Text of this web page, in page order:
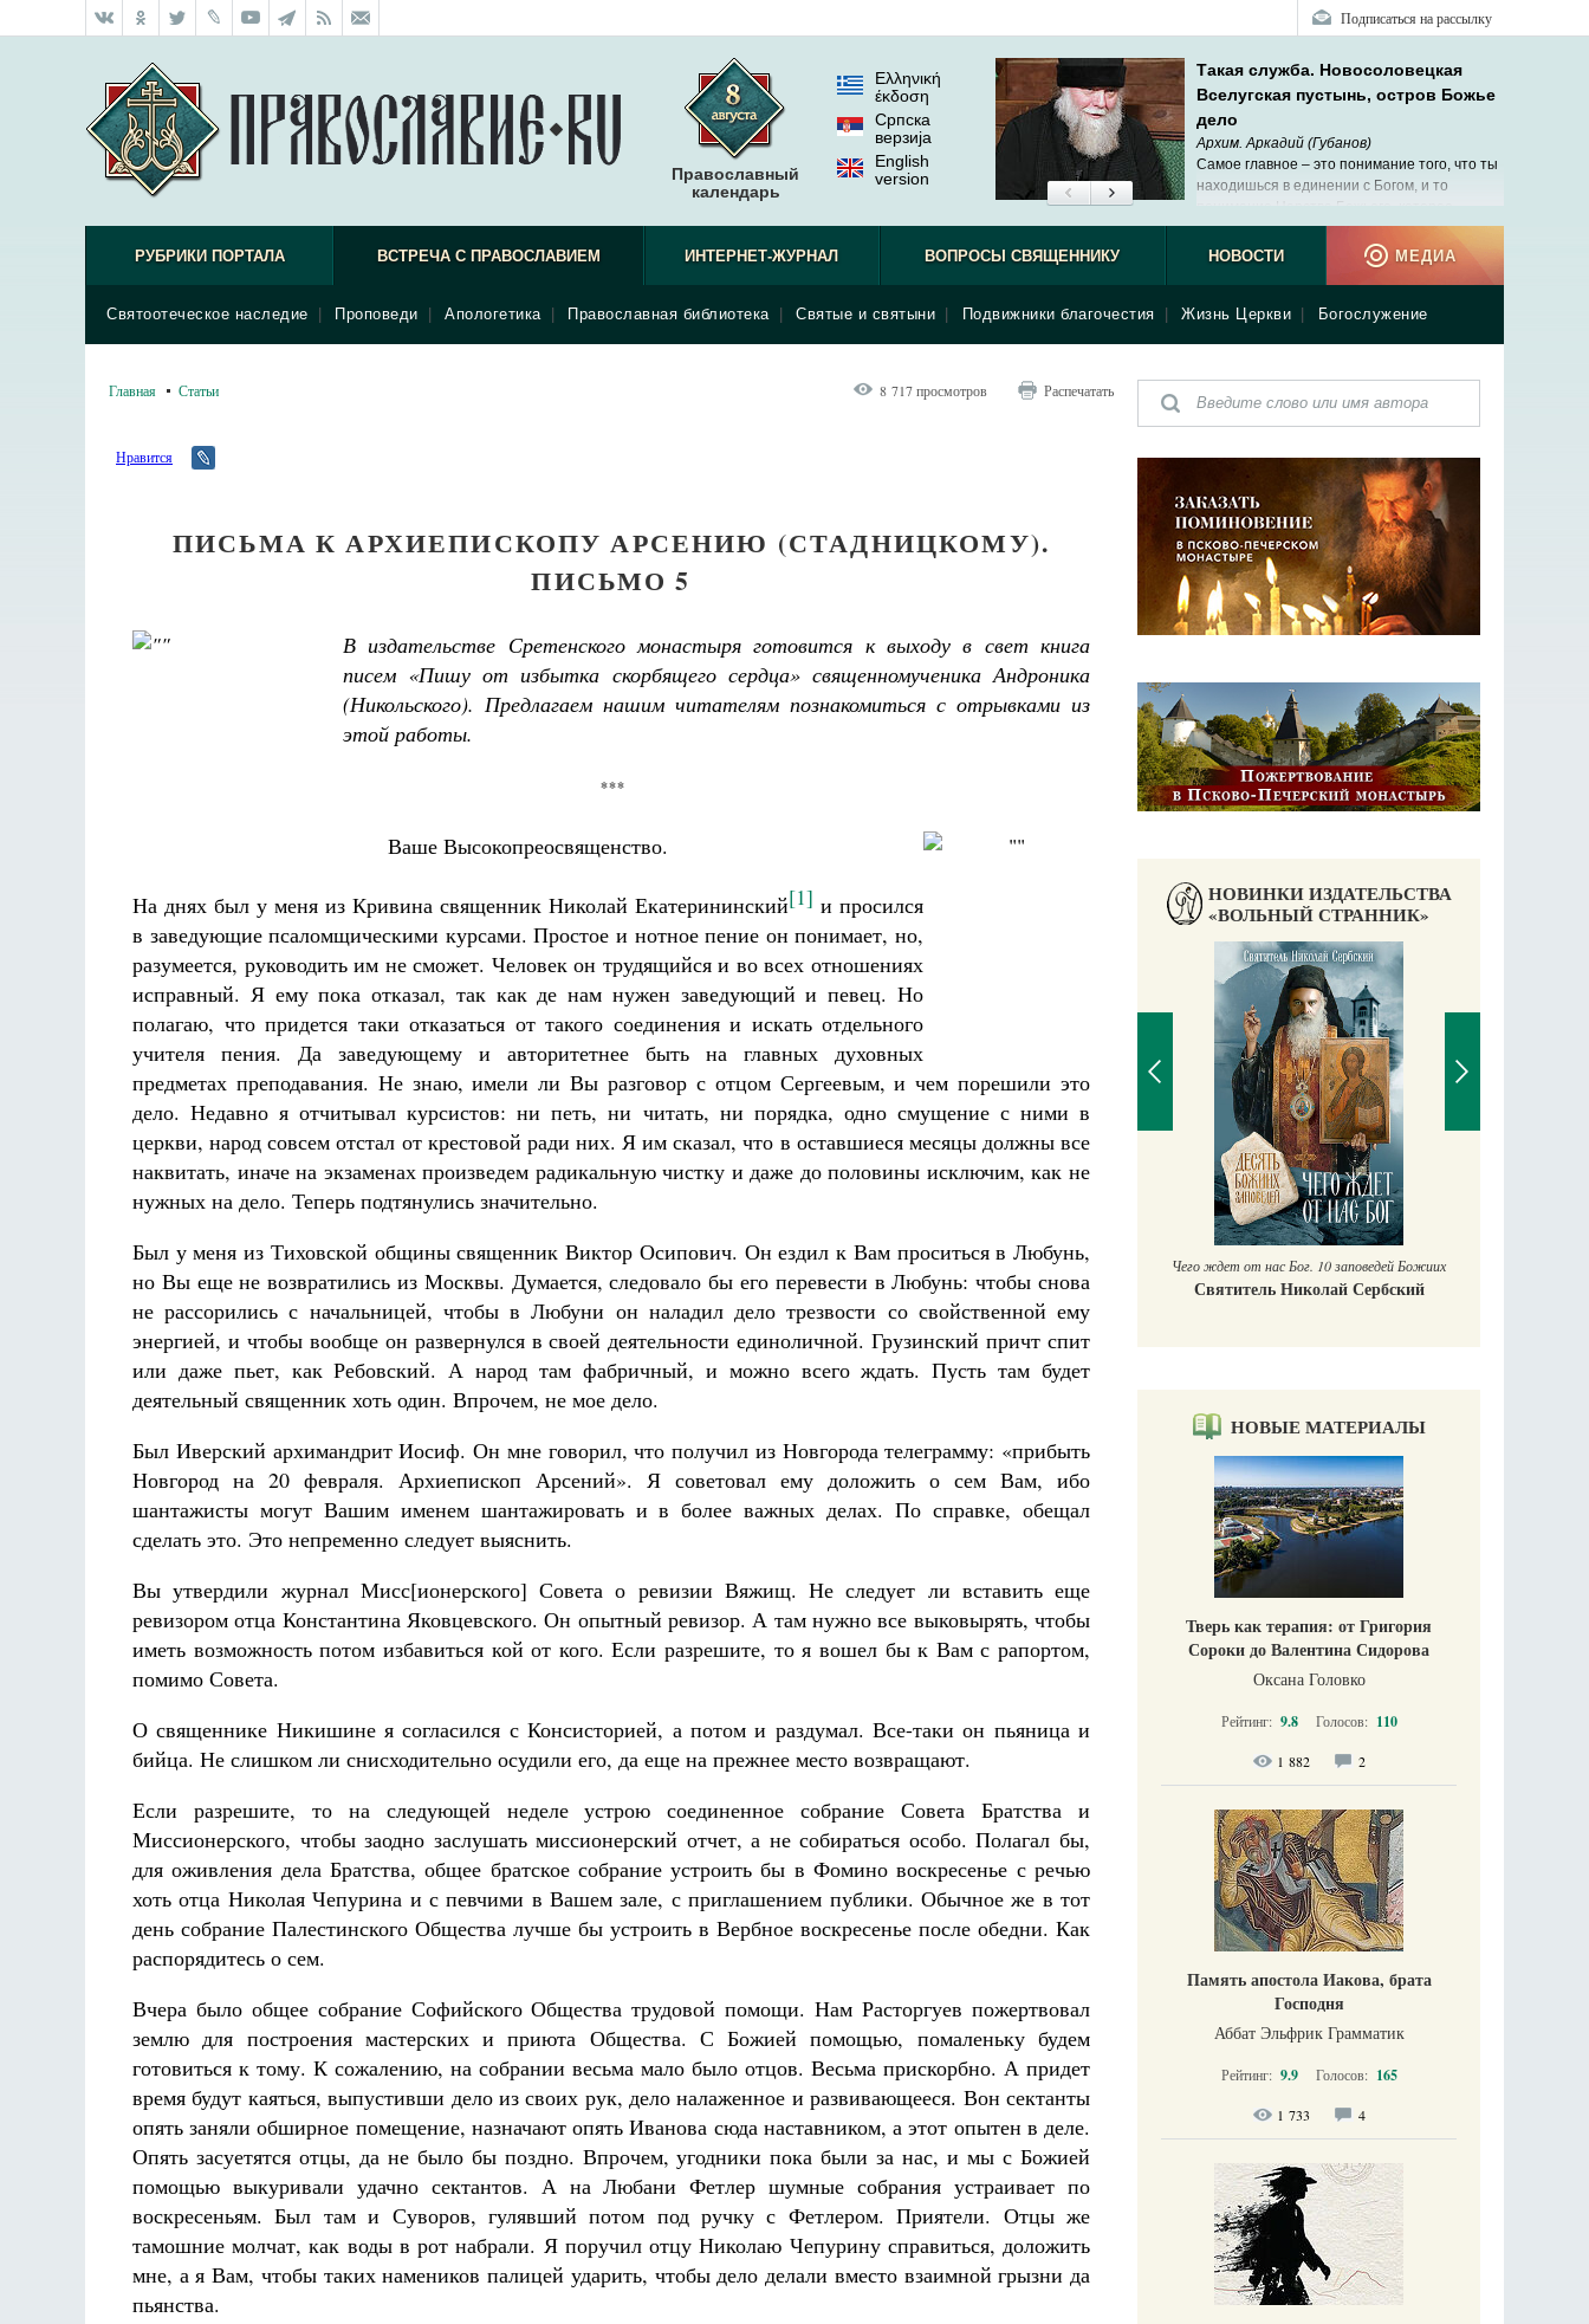
Подписаться на рассылку
Православный
календарь
Ελληνική
έκδοση
Српска
верзиjа
English
version
Такая служба. Новосоловецкая
Вселугская пустынь, остров Божье
дело
Архим. Аркадий (Губанов)
Самое главное – это понимание того, что ты
находишься в единении с Богом, и то
пребывает везде и всюду.
РУБРИКИ ПОРТАЛА ВСТРЕЧА С ПРАВОСЛАВИЕМ
Святоотеческое наследие Проповеди Апологетика Православная библиотека Святые и святыни Подвижники благочестия Жизнь Церкви Богослужение
ИНТЕРНЕТ-ЖУРНАЛ ВОПРОСЫ СВЯЩЕННИКУ НОВОСТИ МЕДИА
Главная Статьи 8 717 просмотров Распечатать
Нравится
ПИСЬМА К АРХИЕПИСКОПУ АРСЕНИЮ (СТАДНИЦКОМУ).
ПИСЬМО 5
В издательстве Сретенского монастыря готовится к выходу в свет книга
писем «Пишу от избытка скорбящего сердца» священномученика Андроника
(Никольского). Предлагаем нашим читателям познакомиться с отрывками из
этой работы.
***
Ваше Высокопреосвященство.
На днях был у меня из Кривина священник Николай Екатерининский[1] и просился
в заведующие псаломщическими курсами. Простое и нотное пение он понимает, но,
разумеется, руководить им не сможет. Человек он трудящийся и во всех отношениях
исправный. Я ему пока отказал, так как де нам нужен заведующий и певец. Но
полагаю, что придется таки отказаться от такого соединения и искать отдельного
учителя пения. Да заведующему и авторитетнее быть на главных духовных
предметах преподавания. Не знаю, имели ли Вы разговор с отцом Сергеевым, и чем порешили это
дело. Недавно я отчитывал курсистов: ни петь, ни читать, ни порядка, одно смущение с ними в
церкви, народ совсем отстал от крестовой ради них. Я им сказал, что в оставшиеся месяцы должны все
наквитать, иначе на экзаменах произведем радикальную чистку и даже до половины исключим, как не
нужных на дело. Теперь подтянулись значительно.
Был у меня из Тиховской общины священник Виктор Осипович. Он ездил к Вам проситься в Любунь,
но Вы еще не возвратились из Москвы. Думается, следовало бы его перевести в Любунь: чтобы снова
не рассорились с начальницей, чтобы в Любуни он наладил дело трезвости со свойственной ему
энергией, и чтобы вообще он развернулся в своей деятельности единоличной. Грузинский причт спит
или даже пьет, как Ребовский. А народ там фабричный, и можно всего ждать. Пусть там будет
деятельный священник хоть один. Впрочем, не мое дело.
Был Иверский архимандрит Иосиф. Он мне говорил, что получил из Новгорода телеграмму: «прибыть
Новгород на 20 февраля. Архиепископ Арсений». Я советовал ему доложить о сем Вам, ибо
шантажисты могут Вашим именем шантажировать и в более важных делах. По справке, обещал
сделать это. Это непременно следует выяснить.
Вы утвердили журнал Мисс[ионерского] Совета о ревизии Вяжищ. Не следует ли вставить еще
ревизором отца Константина Яковцевского. Он опытный ревизор. А там нужно все выковырять, чтобы
иметь возможность потом избавиться кой от кого. Если разрешите, то я вошел бы к Вам с рапортом,
помимо Совета.
О священнике Никишине я согласился с Консисторией, а потом и раздумал. Все-таки он пьяница и
бийца. Не слишком ли снисходительно осудили его, да еще на прежнее место возвращают.
Если разрешите, то на следующей неделе устрою соединенное собрание Совета Братства и
Миссионерского, чтобы заодно заслушать миссионерский отчет, а не собираться особо. Полагал бы,
для оживления дела Братства, общее братское собрание устроить бы в Фомино воскресенье с речью
хоть отца Николая Чепурина и с певчими в Вашем зале, с приглашением публики. Обычное же в тот
день собрание Палестинского Общества лучше бы устроить в Вербное воскресенье после обедни. Как
распорядитесь о сем.
Вчера было общее собрание Софийского Общества трудовой помощи. Нам Расторгуев пожертвовал
землю для построения мастерских и приюта Общества. С Божией помощью, помаленьку будем
готовиться к тому. К сожалению, на собрании весьма мало было отцов. Весьма прискорбно. А придет
время будут каяться, выпустивши дело из своих рук, дело налаженное и развивающееся. Вон сектанты
опять заняли обширное помещение, назначают опять Иванова сюда наставником, а этот опытен в деле.
Опять засуетятся отцы, да не было бы поздно. Впрочем, угодники пока были за нас, и мы с Божией
помощью выкуривали удачно сектантов. А на Любани Фетлер шумные собрания устраивает по
воскресеньям. Был там и Суворов, гулявший потом под ручку с Фетлером. Приятели. Отцы же
тамошние молчат, как воды в рот набрали. Я поручил отцу Николаю Чепурину справиться, доложить
мне, а я Вам, чтобы таких намеников палицей ударить, чтобы дело делали вместо взаимной грызни да
пьянства.
НОВИНКИ ИЗДАТЕЛЬСТВА
«ВОЛЬНЫЙ СТРАННИК»
Разлуки не будет
Фредерика де Грааф Как найти своё место в жизни
Кирилл Мурышев
Роман Котов Чего ждет от нас Бог. 10 заповедей Божиих
Святитель Николай Сербский
НОВЫЕ МАТЕРИАЛЫ
Тверь как терапия: от Григория
Сороки до Валентина Сидорова
Оксана Головко
Рейтинг: 9.8 Голосов: 110
1 882 2
Память апостола Иакова, брата
Господня
Аббат Эльфрик Грамматик
Рейтинг: 9.9 Голосов: 165
1 733 4